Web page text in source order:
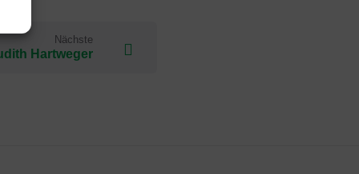
Nächste
Hartweger